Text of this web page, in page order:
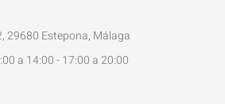
29680 Estepona, Málaga
a 14:00 - 17:00 a 20:00